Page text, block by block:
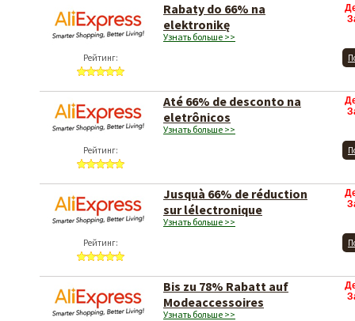
Рейтинг:
Rabaty do 66% na
elektronikę
Узнать больше >>
Рейтинг:
Até 66% de desconto na
eletrônicos
Узнать больше >>
Рейтинг:
Jusquà 66% de réduction
sur lélectronique
Узнать больше >>
Bis zu 78% Rabatt auf
Modeaccessoires
Узнать больше >>